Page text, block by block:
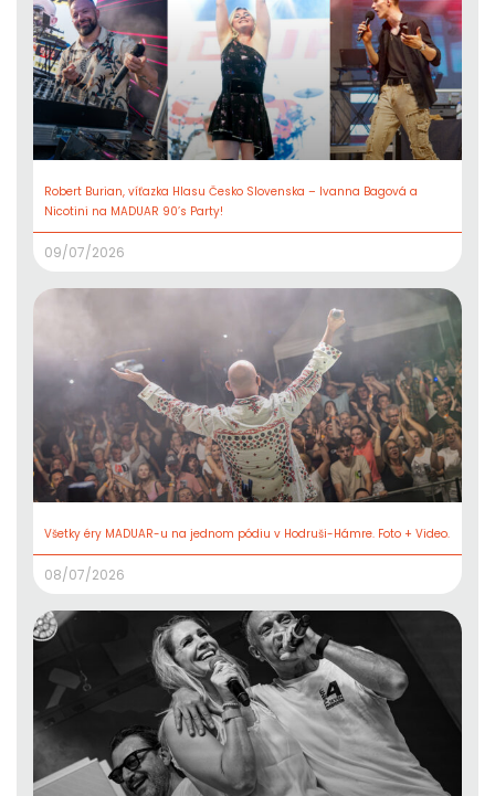
Robert Burian, víťazka Hlasu Česko Slovenska – Ivanna Bagová a
Nicotini na MADUAR 90’s Party!
09/07/2026
Všetky éry MADUAR-u na jednom pódiu v Hodruši-Hámre. Foto + Video.
08/07/2026